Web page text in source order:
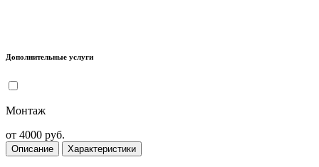
Дополнительные услуги
Монтаж
от 4000 руб.
Описание Характеристики